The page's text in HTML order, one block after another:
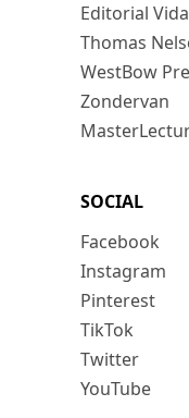
Editorial Vida
Thomas
WestBow
Zondervan
SOCIAL
Facebook
Instagram
Pinterest
TikTok
Twitter
YouTube